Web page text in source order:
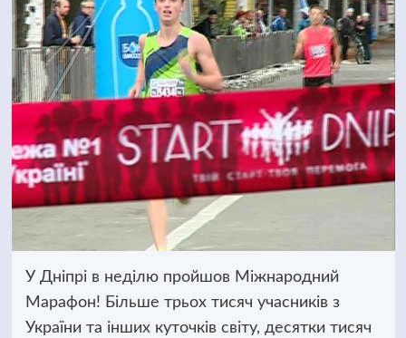
У Дніпрі в неділю пройшов Міжнародний
Марафон! Більше трьох тисяч учасників з
України та інших куточків світу, десятки тисяч